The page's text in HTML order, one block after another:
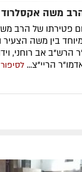
הרב משה
פטירתו של הרב
בין משה הצעיר
הרש"ב אב רוחני,
הריי"צ...